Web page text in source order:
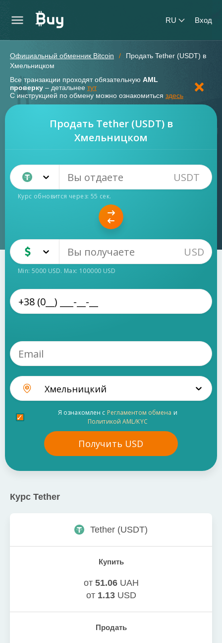
RU Вход
Официальный обменник Bitcoin
Продать Tether (USDT) в
Хмельницком
Все транзакции проходят обязательную AML
проверку – детальнее тут
С инструкцией по обмену можно ознакомиться здесь
Продать Tether (USDT) в
Хмельницком
Tether TRC20 (USDT) USDT
Курс обновится через: 54 сек.
Наличные USD USD
Min: 5000 USD. Max: 100000 USD
Хмельницкий
Я ознакомлен с Регламентом обмена и
Политикой AML/KYC
Получить USD
Курс Tether
Tether (USDT)
Купить
от 51.06UAH
от 1.13USD
Продать